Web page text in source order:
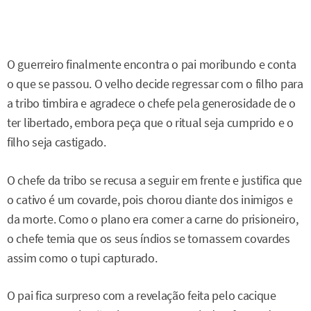
O guerreiro finalmente encontra o pai moribundo e conta
o que se passou. O velho decide regressar com o filho para
a tribo timbira e agradece o chefe pela generosidade de o
ter libertado, embora peça que o ritual seja cumprido e o
filho seja castigado.
O chefe da tribo se recusa a seguir em frente e justifica que
o cativo é um covarde, pois chorou diante dos inimigos e
da morte. Como o plano era comer a carne do prisioneiro,
o chefe temia que os seus índios se tornassem covardes
assim como o tupi capturado.
O pai fica surpreso com a revelação feita pelo cacique